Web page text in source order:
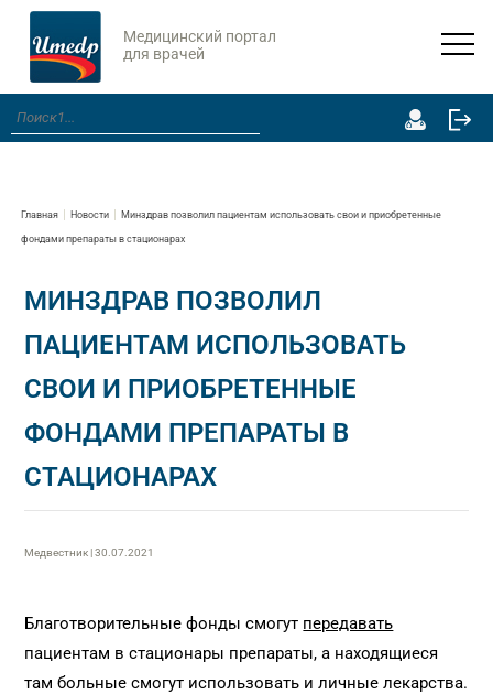
Медицинский портал
для врачей
Главная Новости Минздрав позволил пациентам использовать свои и приобретенные
фондами препараты в стационарах
МИНЗДРАВ ПОЗВОЛИЛ
ПАЦИЕНТАМ ИСПОЛЬЗОВАТЬ
СВОИ И ПРИОБРЕТЕННЫЕ
ФОНДАМИ ПРЕПАРАТЫ В
СТАЦИОНАРАХ
Медвестник | 30.07.2021
Благотворительные фонды смогут передавать
пациентам в стационары препараты, а находящиеся
там больные смогут использовать и личные лекарства.